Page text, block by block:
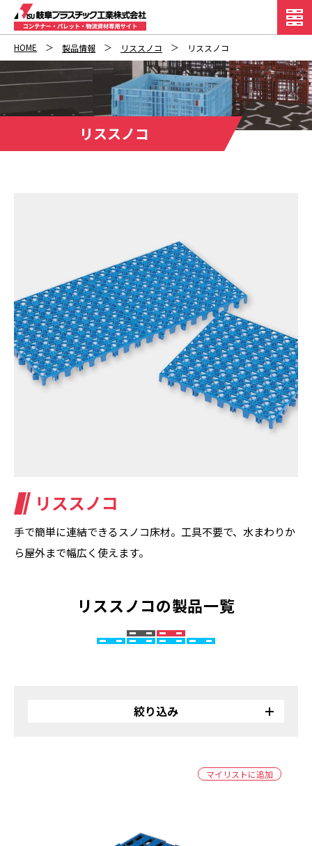
HOME 製品情報 リススノコ リススノコ
リススノコ
リススノコ
手で簡単に連結できるスノコ床材。工具不要で、水まわりか
ら屋外まで幅広く使えます。
リススノコの製品一覧
絞り込み
マイリストに追加